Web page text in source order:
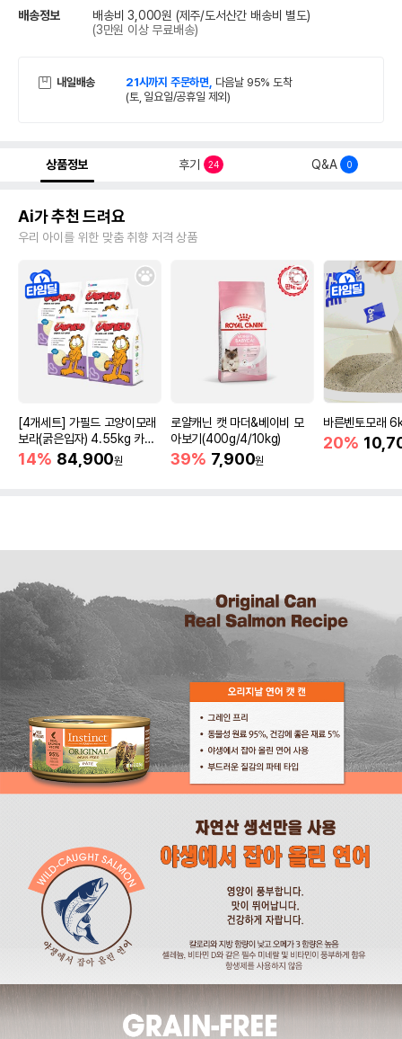
배송정보 배송비 3,000원 (제주/도서산간 배송비 별도)
(3만원 이상 무료배송)
내일배송 21시까지 주문하면, 다음날 95% 도착
(토, 일요일/공휴일 제외)
상품정보 후기 24 Q&A 0
Ai가 추천 드려요
우리 아이를 위한 맞춤 취향 저격 상품
[4개세트] 가필드 고양이모래
보라(굵은입자) 4.55kg 카사
바모래
14% 84,900원
로얄캐닌 캣 마더&베이비 모
아보기(400g/4/10kg)
39% 7,900원
바른벤토모래
20%